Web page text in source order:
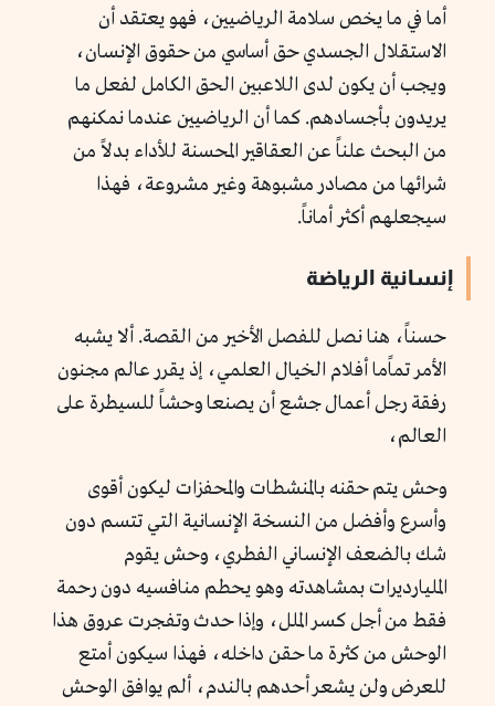
أما في ما يخص سلامة الرياضيين، فهو يعتقد أن
الاستقلال الجسدي حق أساسي من حقوق الإنسان،
ويجب أن يكون لدى اللاعبين الحق الكامل لفعل ما
يريدون بأجسادهم. كما أن الرياضيين عندما نمكنهم
من البحث علناً عن العقاقير المحسنة للأداء بدلاً من
شرائها من مصادر مشبوهة وغير مشروعة، فهذا
سيجعلهم أكثر أماناً.
إنسانية الرياضة
حسناً، هنا نصل للفصل الأخير من القصة. ألا يشبه
الأمر تماًما أفلام الخيال العلمي، إذ يقرر عالم مجنون
رفقة رجل أعمال جشع أن يصنعا وحشاً للسيطرة على
العالم،
وحش يتم حقنه بالمنشطات والمحفزات ليكون أقوى
وأسرع وأفضل من النسخة الإنسانية التي تتسم دون
شك بالضعف الإنساني الفطري، وحش يقوم
المليارديرات بمشاهدته وهو يحطم منافسيه دون رحمة
فقط من أجل كسر الملل، وإذا حدث وتفجرت عروق هذا
الوحش من كثرة ما حقن داخله، فهذا سيكون أمتع
للعرض ولن يشعر أحدهم بالندم، ألم يوافق الوحش